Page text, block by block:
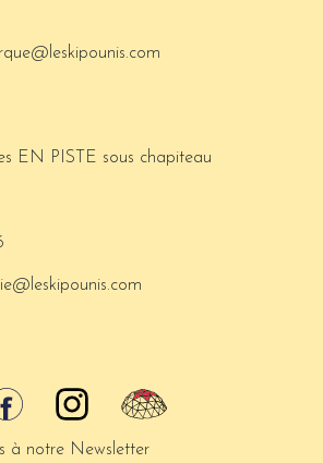
EN PISTE sous chapiteau
à notre Newsletter